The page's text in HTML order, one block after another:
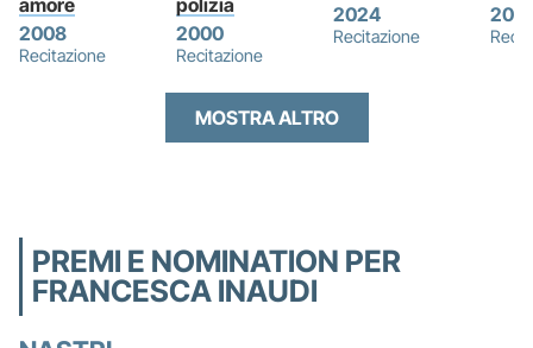
2008
Recitazione
2000
Recitazione
2024
Recitazione
MOSTRA ALTRO
PREMI E NOMINATION PER
FRANCESCA INAUDI